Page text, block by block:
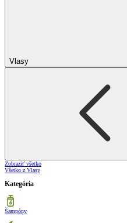
Vlasy
Zobraziť všetko
Všetko z Vlasy
Kategória
Šampóny